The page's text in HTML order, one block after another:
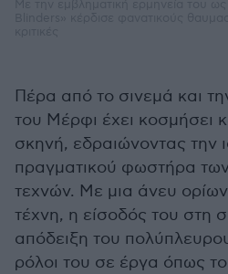
Πέρα από το σινεμά και
του Μέρφι έχει κοσμήσει
σκηνή, εδραιώνοντας την
πραγματικού φωστήρα
τεχνών. Με μια άνευ
τέχνη, η είσοδός του στη
απόδειξη του
ρόλοι του σε έργα όπως